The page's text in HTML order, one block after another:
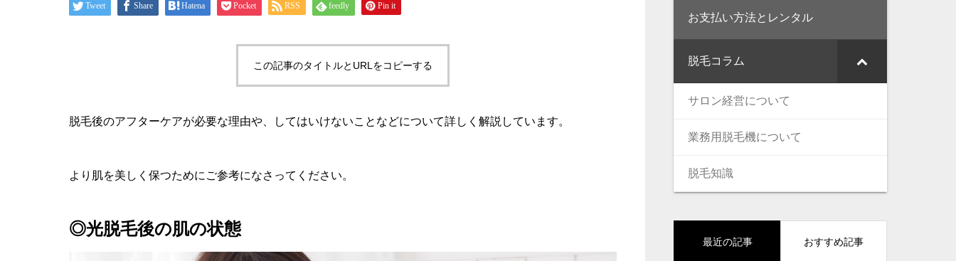
Tweet Share Hatena Pocket RSS feedly Pin it
この記事のタイトルとURLをコピーする
脱毛後のアフターケアが必要な理由や、してはいけないことなどについて詳しく解説しています。
より肌を美しく保つためにご参考になさってください。
◎光脱毛後の肌の状態
お支払い方法とレンタル
脱毛コラム
サロン経営について
業務用脱毛機について
脱毛知識
最近の記事 おすすめ記事